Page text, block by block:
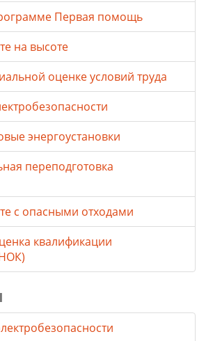
Первая помощь
на высоте
оценке условий труда
энергоустановки
переподготовка
с опасными отходами
квалификации